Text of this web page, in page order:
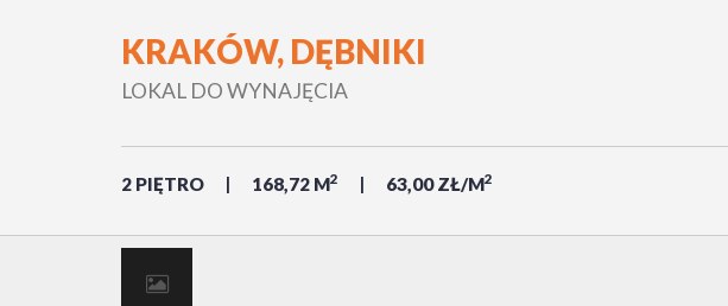
KRAKÓW, DĘBNIKI
LOKAL DO WYNAJĘCIA
2 PIĘTRO 168,72 M2 63,00 ZŁ/M2